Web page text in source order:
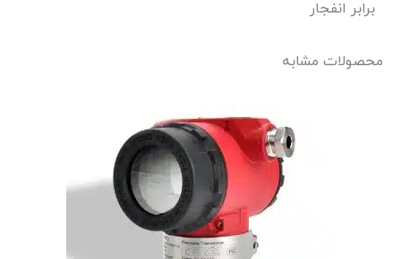
برابر انفجار
محصولات مشابه